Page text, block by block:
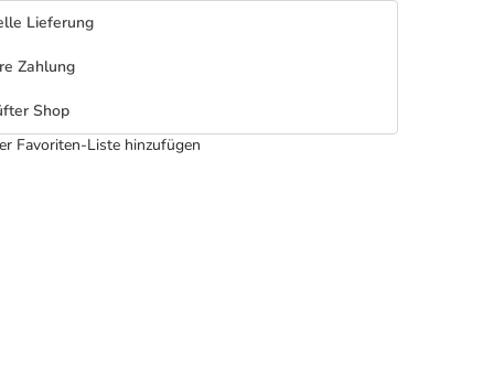
Lieferung
Zahlung
Shop
Favoriten-Liste hinzufügen